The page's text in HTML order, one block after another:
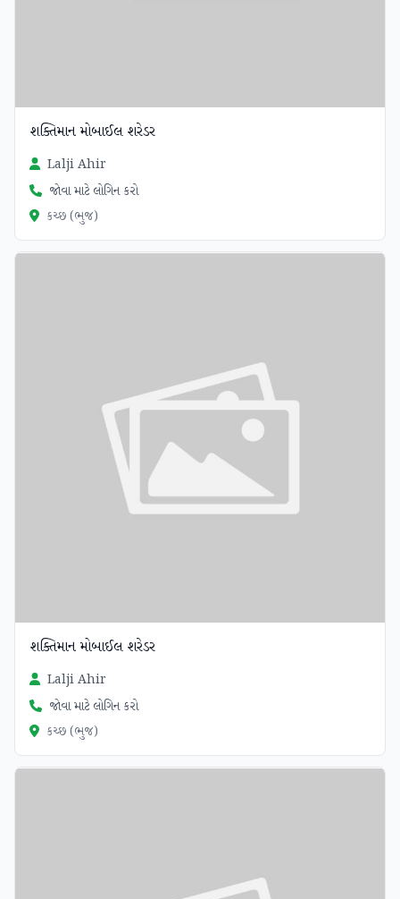
શક્તિમાન મોબાઈલ શરેડર
Lalji Ahir
જોવા માટે લોગિન કરો
કચ્છ (ભુજ)
શક્તિમાન મોબાઈલ શરેડર
Lalji Ahir
જોવા માટે લોગિન કરો
કચ્છ (ભુજ)